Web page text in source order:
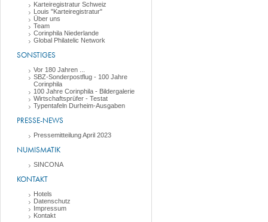
Karteiregistratur Schweiz
Louis "Karteiregistratur"
Über uns
Team
Corinphila Niederlande
Global Philatelic Network
SONSTIGES
Vor 180 Jahren ...
SBZ-Sonderpostflug - 100 Jahre
Corinphila
100 Jahre Corinphila - Bildergalerie
Wirtschaftsprüfer - Testat
Typentafeln Durheim-Ausgaben
PRESSE-NEWS
Pressemitteilung April 2023
NUMISMATIK
SINCONA
KONTAKT
Hotels
Datenschutz
Impressum
Kontakt